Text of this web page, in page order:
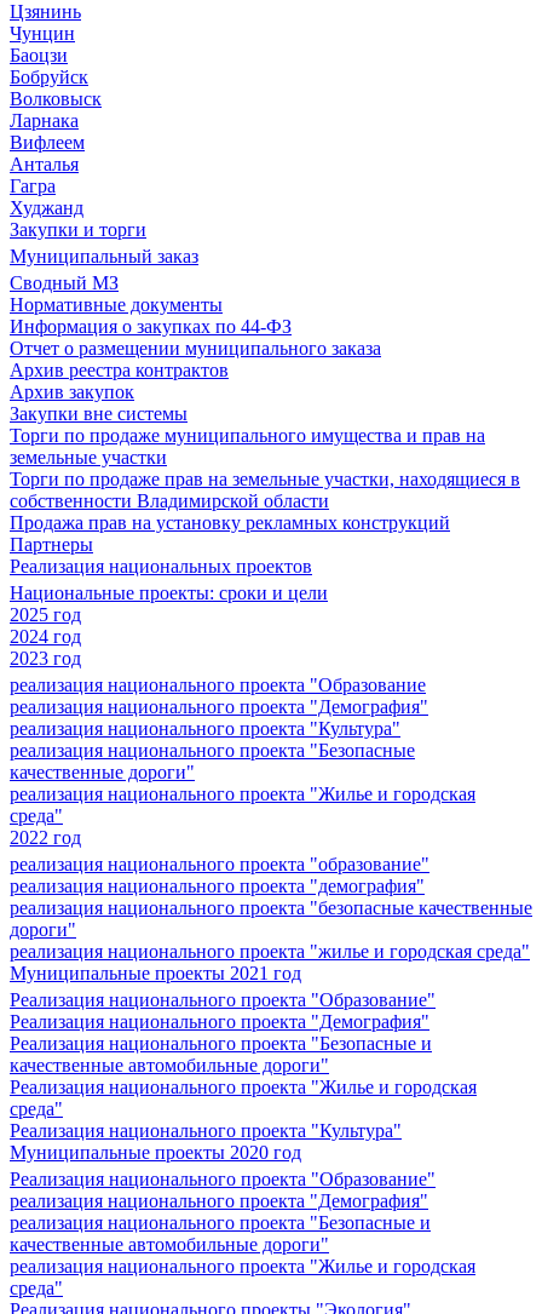
Цзянинь
Чунцин
Баоцзи
Бобруйск
Волковыск
Ларнака
Вифлеем
Анталья
Гагра
Худжанд
Закупки и торги
Муниципальный заказ
Сводный МЗ
Нормативные документы
Информация о закупках по 44-ФЗ
Отчет о размещении муниципального заказа
Архив реестра контрактов
Архив закупок
Закупки вне системы
Торги по продаже муниципального имущества и прав на
земельные участки
Торги по продаже прав на земельные участки, находящиеся в
собственности Владимирской области
Продажа прав на установку рекламных конструкций
Партнеры
Реализация национальных проектов
Национальные проекты: сроки и цели
2025 год
2024 год
2023 год
реализация национального проекта "Образование
реализация национального проекта "Демография"
реализация национального проекта "Культура"
реализация национального проекта "Безопасные
качественные дороги"
реализация национального проекта "Жилье и городская
среда"
2022 год
реализация национального проекта "образование"
реализация национального проекта "демография"
реализация национального проекта "безопасные качественные
дороги"
реализация национального проекта "жилье и городская среда"
Муниципальные проекты 2021 год
Реализация национального проекта "Образование"
Реализация национального проекта "Демография"
Реализация национального проекта "Безопасные и
качественные автомобильные дороги"
Реализация национального проекта "Жилье и городская
среда"
Реализация национального проекта "Культура"
Муниципальные проекты 2020 год
Реализация национального проекта "Образование"
реализация национального проекта "Демография"
реализация национального проекта "Безопасные и
качественные автомобильные дороги"
реализация национального проекта "Жилье и городская
среда"
Реализация национального проекты "Экология"